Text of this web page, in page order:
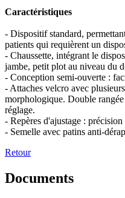
Caractéristiques
- Dispositif standard,
patients qui requièrent un
- Chaussette, intégrant le
jambe, petit plot au niveau du
- Conception semi-ouverte :
- Attaches velcro avec
morphologique. Double
réglage.
- Repères d'ajustage :
- Semelle avec patins anti-
Retour
Documents